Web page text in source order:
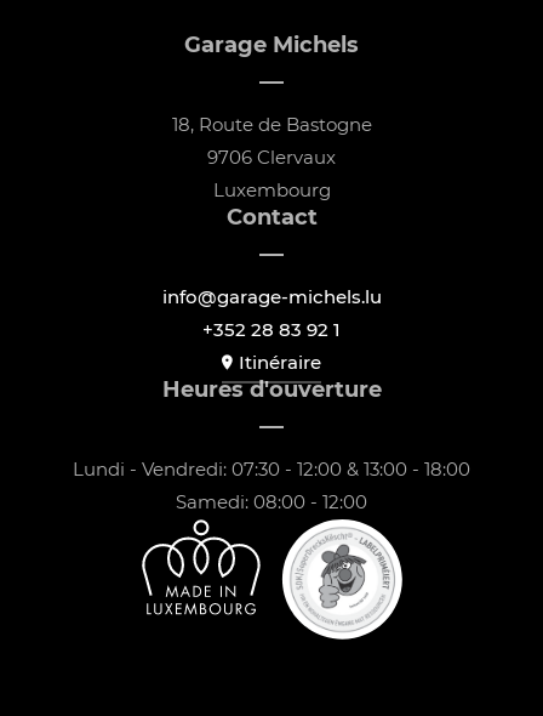
Garage Michels
18, Route de Bastogne
9706 Clervaux
Luxembourg
Contact
info@garage-michels.lu
+352 28 83 92 1
Itinéraire
Heures d'ouverture
Lundi - Vendredi: 07:30 - 12:00 & 13:00 - 18:00
Samedi: 08:00 - 12:00